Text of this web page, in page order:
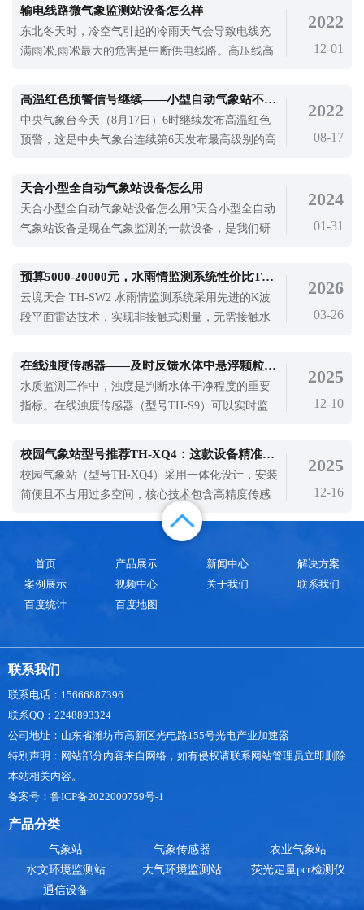
输电线路微气象监测站设备怎么样
东北冬天时，冷空气引起的冷雨天气会导致电线充
满雨凇,雨凇最大的危害是中断供电线路。高压线高
就会导致断电，影响输电线路安全。输电线路微气
象监测站设备就是可以对输电线路安全
2022
12-01
高温红色预警信号继续——小型自动气象站不能少~
中央气象台今天（8月17日）6时继续发布高温红色
预警，这是中央气象台连续第6天发布最高级别的高
高温天气影响12个省（市），影响范围约107万平方
公里，期间共有155个国家气象观测站的日最高气温
达到或突破历史极值。极端高温的天
2022
08-17
天合小型全自动气象站设备怎么用
天合小型全自动气象站设备怎么用?天合小型全自动
气象站设备是现在气象监测的一款设备，是我们研
设备作为野外气象监测设备，是可以为气象监测提
供设备支持的，随着社会的发展，温室效应不断加
响。使用小型全自动气象站设备对气象进行监测，
是保护地球环境的一种需要。
2024
01-31
预算5000-20000元，水雨情监测系统性价比TOP5推荐
云境天合 TH-SW2 水雨情监测系统采用先进的K波
段平面雷达技术，实现非接触式测量，无需接触水
2026
03-26
在线浊度传感器——及时反馈水体中悬浮颗粒物的含量情况
水质监测工作中，浊度是判断水体干净程度的重要
指标。在线浊度传感器（型号TH-S9）可以实时监
2025
12-10
校园气象站型号推荐TH-XQ4：这款设备精准采集多项气象要素
校园气象站（型号TH-XQ4）采用一体化设计，安装
简便且不占用过多空间，核心技术包含高精度传感
器组件，能精准采集温度、湿度、风速、风向、降
2025
12-16
首页 产品展示 新闻中心
解决方案
案例展示
视频中心 关于我们
联系我们
百度统计
百度地图
联系我们
联系电话：15666887396
联系QQ：2248893324
公司地址：山东省潍坊市高新区光电路155号光电产业加速器
特别声明：网站部分内容来自网络，如有侵权请联系网站管理员立即删除
本站相关内容。
备案号：鲁ICP备2022000759号-1
产品分类
气象站 气象传感器
农业气象站
水文环境监测站
大气环境监测站
荧光定量pcr检测仪
通信设备